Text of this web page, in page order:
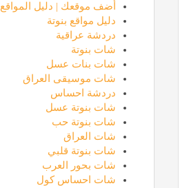
أضف موقعك | دليل المواقع
دليل مواقع بنوتة
دردشة عراقية
شات بنوتة
شات بنات عسل
شات موسيقى العراق
دردشة احساس
شات بنوتة عسل
شات بنوتة حب
شات العراق
شات بنوتة قلبي
شات بحور العرب
شات احساس كول